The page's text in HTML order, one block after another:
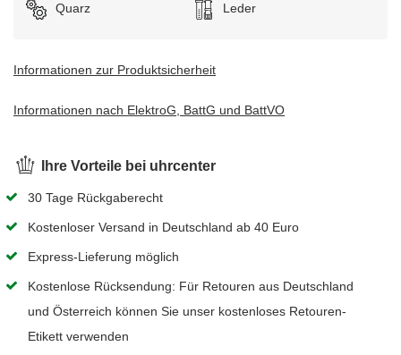
Uhrwerk:
Quarz Armband:
Leder
Informationen zur Produktsicherheit
Informationen nach ElektroG, BattG und BattVO
Ihre Vorteile bei uhrcenter
30 Tage Rückgaberecht
Kostenloser Versand in Deutschland ab 40 Euro
Express-Lieferung möglich
Kostenlose Rücksendung: Für Retouren aus Deutschland
und Österreich können Sie unser kostenloses Retouren-
Etikett verwenden